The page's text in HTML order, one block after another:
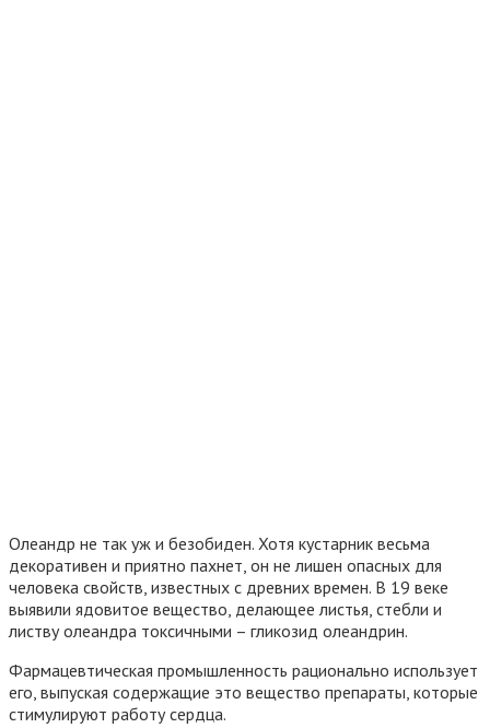
Олеандр не так уж и безобиден. Хотя кустарник весьма
декоративен и приятно пахнет, он не лишен опасных для
человека свойств, известных с древних времен. В 19 веке
выявили ядовитое вещество, делающее листья, стебли и
листву олеандра токсичными – гликозид олеандрин.
Фармацевтическая промышленность рационально использует
его, выпуская содержащие это вещество препараты, которые
стимулируют работу сердца.